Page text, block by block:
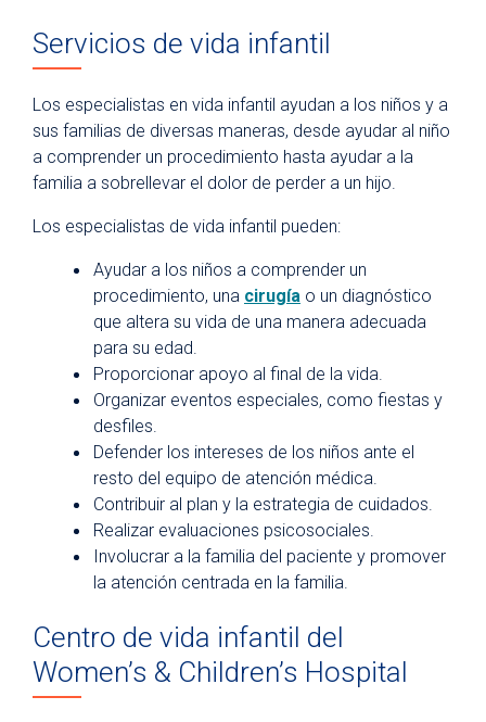
Directorio de departamentos y clínicas
Preparación para una cirugía ambulatoria
Planificación anticipada de la atención
médica
Asistencia financiera y cobertura médica
Apoyo
Medicina Integrativa
Asistencia lingüística
Vida infantil
NurseLink
Relaciones con los pacientes
Grupos de apoyo
Encuentre recursos comunitarios
Recursos para la crisis de opioides
Investigación y ensayos clínicos
Visitantes del hospital
Servicios de vida infantil
Los especialistas en vida infantil ayudan a los niños y a
sus familias de diversas maneras, desde ayudar al niño
a comprender un procedimiento hasta ayudar a la
familia a sobrellevar el dolor de perder a un hijo.
Los especialistas de vida infantil pueden:
Ayudar a los niños a comprender un
procedimiento, una cirugía o un diagnóstico
que altera su vida de una manera adecuada
para su edad.
Proporcionar apoyo al final de la vida.
Organizar eventos especiales, como fiestas y
desfiles.
Defender los intereses de los niños ante el
resto del equipo de atención médica.
Contribuir al plan y la estrategia de cuidados.
Realizar evaluaciones psicosociales.
Involucrar a la familia del paciente y promover
la atención centrada en la familia.
Centro de vida infantil del
Women’s & Children’s Hospital